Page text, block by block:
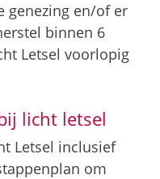
genezing en/of er
binnen 6
Letsel voorlopig
licht letsel
Letsel inclusief
om